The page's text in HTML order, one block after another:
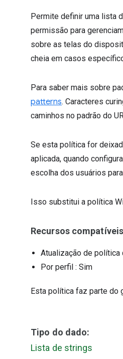
Permite definir uma lista
permissão para
sobre as telas do
cheia em casos
Para saber mais sobre
patterns. Caracteres
caminhos no padrão do
Se esta política for
aplicada, quando
escolha dos usuários
Isso substitui a política
Recursos
Atualização de política
Por perfil : Sim
Esta política faz parte do
Tipo do dado:
Lista de strings